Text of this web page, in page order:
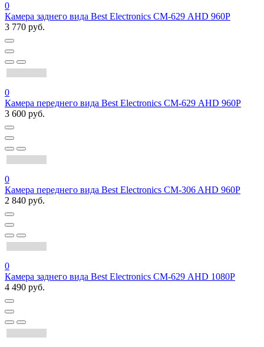
0
Камера заднего вида Best Electronics СМ-629 AHD 960P
3 770 руб.
0
Камера переднего вида Best Electronics СМ-629 AHD 960P
3 600 руб.
0
Камера переднего вида Best Electronics CM-306 AHD 960P
2 840 руб.
0
Камера заднего вида Best Electronics СМ-629 AHD 1080P
4 490 руб.